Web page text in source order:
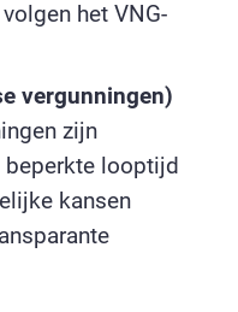
het VNG-
vergunningen)
zijn
beperkte looptijd
kansen